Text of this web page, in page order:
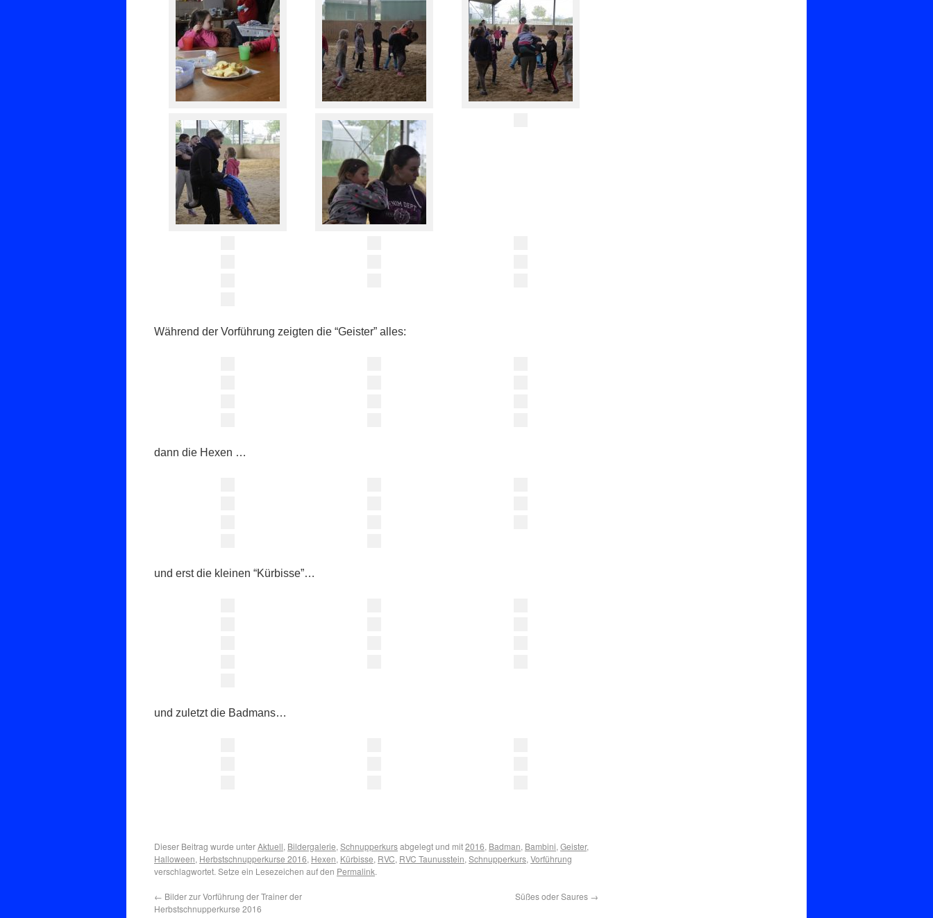
Während der Vorführung zeigten die “Geister” alles:
dann die Hexen …
und erst die kleinen “Kürbisse”…
und zuletzt die Badmans…
Dieser Beitrag wurde unterAktuell, Bildergalerie, Schnupperkursabgelegt und mit2016, Badman, Bambini, Geister,
Halloween, Herbstschnupperkurse 2016, Hexen, Kürbisse, RVC, RVC Taunusstein, Schnupperkurs, Vorführung
verschlagwortet. Setze ein Lesezeichen auf den Permalink.
← Bilder zur Vorführung der Trainer der
Herbstschnupperkurse 2016
Süßes oder Saures →